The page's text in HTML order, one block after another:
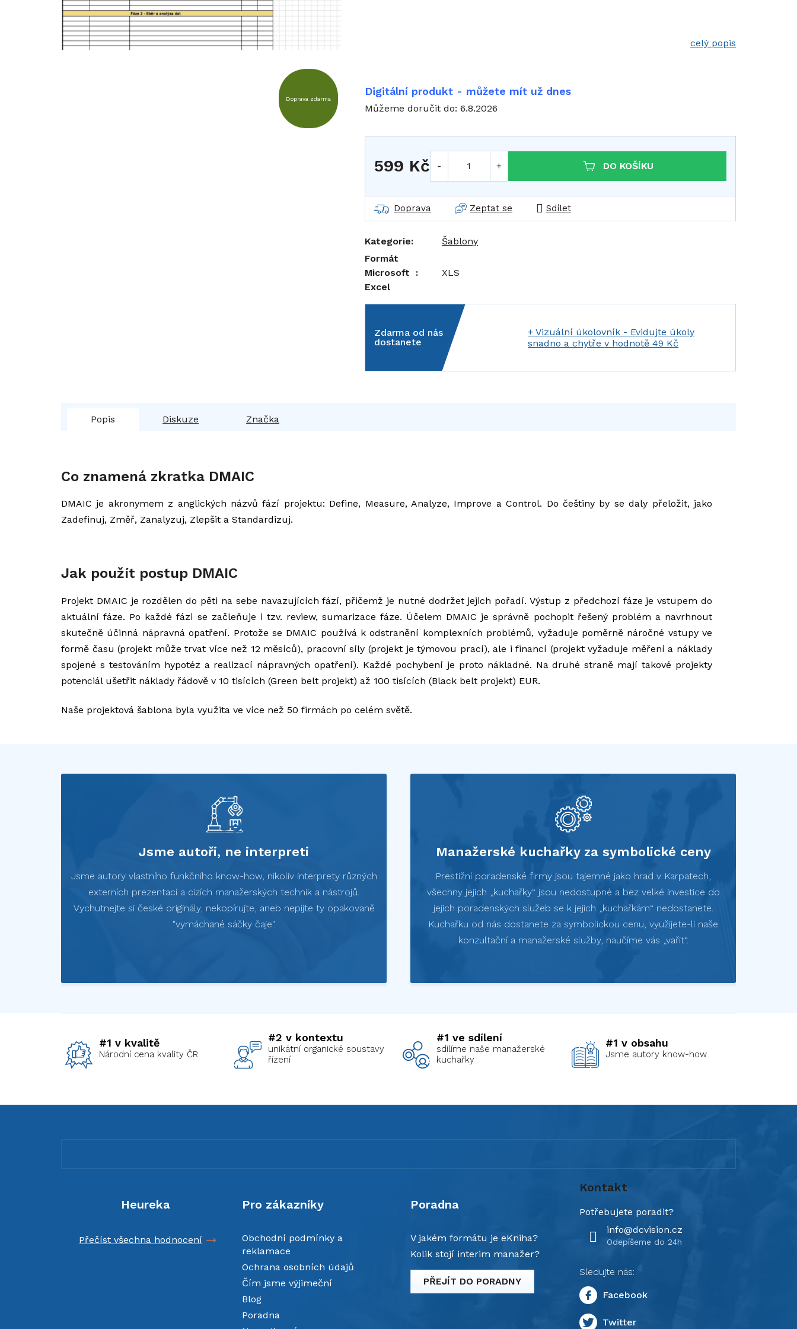
celý popis
Digitální produkt - můžete mít už dnes
Můžeme doručit do:6.8.2026
599 Kč
Měrná cena:
DO KOŠÍKU
Zdarma od nás
dostanete
+ Vizuální úkolovník - Evidujte úkoly
snadno a chytřev hodnotě 49 Kč
Doprava Zeptat se Sdílet
Kategorie:
Šablony
Formát
Microsoft
Excel
: XLS
Doprava zdarma
#1 v kvalitě
Národní cena kvality ČR
#2 v kontextu
unikátní organické soustavy
řízení
#1 ve sdílení
sdílíme naše manažerské
kuchařky
#1 v obsahu
Jsme autory know-how
Popis Diskuze Značka
Co znamená zkratka DMAIC
DMAIC je akronymem z anglických názvů fází projektu: Define, Measure, Analyze, Improve a Control. Do češtiny by se daly přeložit, jako
Zadefinuj, Změř, Zanalyzuj, Zlepšit a Standardizuj.
Jak použít postup DMAIC
Projekt DMAIC je rozdělen do pěti na sebe navazujících fází, přičemž je nutné dodržet jejich pořadí. Výstup z předchozí fáze je vstupem do
aktuální fáze. Po každé fázi se začleňuje i tzv. review, sumarizace fáze. Účelem DMAIC je správně pochopit řešený problém a navrhnout
skutečně účinná nápravná opatření. Protože se DMAIC používá k odstranění komplexních problémů, vyžaduje poměrně náročné vstupy ve
formě času (projekt může trvat více než 12 měsíců), pracovní síly (projekt je týmovou prací), ale i financí (projekt vyžaduje měření a náklady
spojené s testováním hypotéz a realizací nápravných opatření). Každé pochybení je proto nákladné. Na druhé straně mají takové projekty
potenciál ušetřit náklady řádově v 10 tisících (Green belt projekt) až 100 tisících (Black belt projekt) EUR.
Naše projektová šablona byla využita ve více než 50 firmách po celém světě.
Jsme autoři, ne interpreti
Jsme autory vlastního funkčního know-how, nikoliv interprety různých
externích prezentací a cizích manažerských technik a nástrojů.
Vychutnejte si české originály, nekopírujte, aneb nepijte ty opakovaně
"vymáchané sáčky čaje".
Manažerské kuchařky za symbolické ceny
Prestižní poradenské firmy jsou tajemné jako hrad v Karpatech,
všechny jejich „kuchařky“ jsou nedostupné a bez velké investice do
jejich poradenských služeb se k jejich „kuchařkám“ nedostanete.
Kuchařku od nás dostanete za symbolickou cenu, využijete-li naše
konzultační a manažerské služby, naučíme vás „vařit“.
Heureka
Přečíst všechna hodnocení
Pro zákazníky
Obchodní podmínky a
reklamace
Ochrana osobních údajů
Čím jsme výjimeční
Blog
Poradna
Poradna
V jakém formátu je eKniha?
Kolik stojí interim manažer?
PŘEJÍT DO PORADNY
Kontakt
info@dcvision.cz